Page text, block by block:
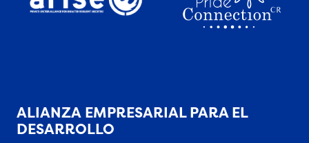
ALIANZA EMPRESARIAL PARA EL
DESARROLLO